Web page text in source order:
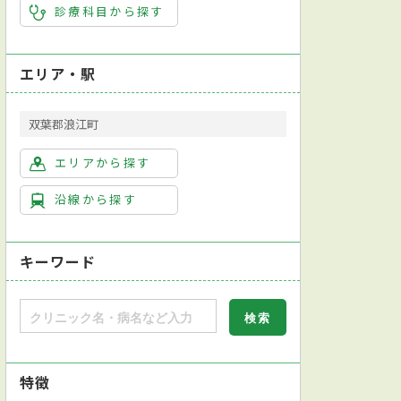
診療科目から探す
エリア・駅
双葉郡浪江町
エリアから探す
沿線から探す
キーワード
特徴